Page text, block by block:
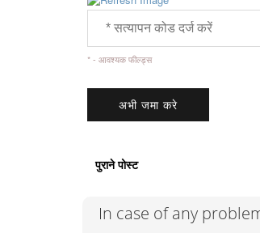
* - आवश्यक फील्ड्स
पुराने पोस्ट
In case of any